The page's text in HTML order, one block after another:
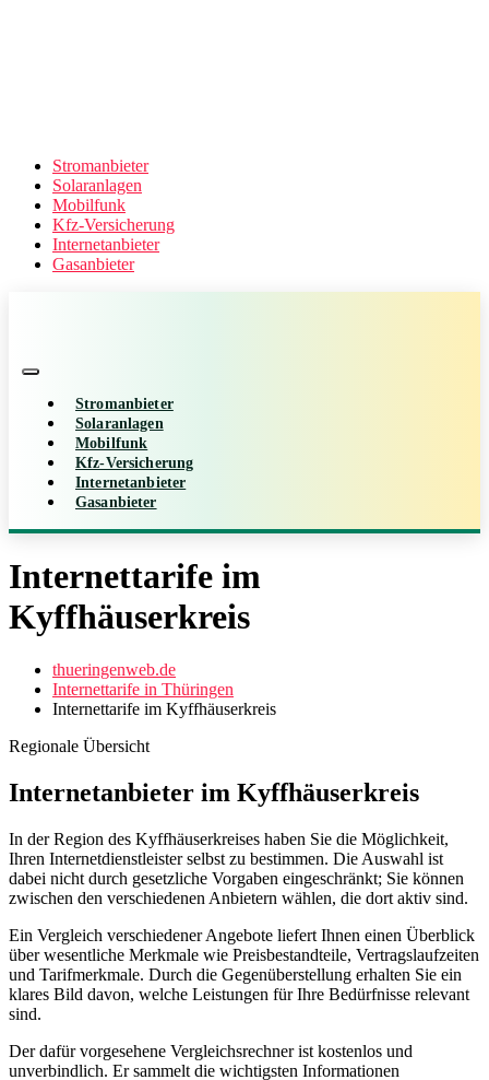
Stromanbieter
Solaranlagen
Mobilfunk
Kfz-Versicherung
Internetanbieter
Gasanbieter
Stromanbieter
Solaranlagen
Mobilfunk
Kfz-Versicherung
Internetanbieter
Gasanbieter
Internettarife im
Kyffhäuserkreis
thueringenweb.de
Internettarife in Thüringen
Internettarife im Kyffhäuserkreis
Regionale Übersicht
Internetanbieter im Kyffhäuserkreis
In der Region des Kyffhäuserkreises haben Sie die Möglichkeit,
Ihren Internetdienstleister selbst zu bestimmen. Die Auswahl ist
dabei nicht durch gesetzliche Vorgaben eingeschränkt; Sie können
zwischen den verschiedenen Anbietern wählen, die dort aktiv sind.
Ein Vergleich verschiedener Angebote liefert Ihnen einen Überblick
über wesentliche Merkmale wie Preisbestandteile, Vertragslaufzeiten
und Tarifmerkmale. Durch die Gegenüberstellung erhalten Sie ein
klares Bild davon, welche Leistungen für Ihre Bedürfnisse relevant
sind.
Der dafür vorgesehene Vergleichsrechner ist kostenlos und
unverbindlich. Er sammelt die wichtigsten Informationen